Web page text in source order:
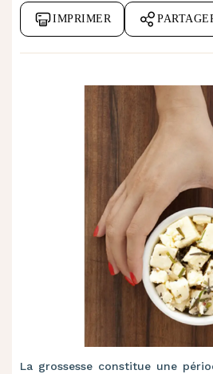
IMPRIMER
La grossesse constitue une